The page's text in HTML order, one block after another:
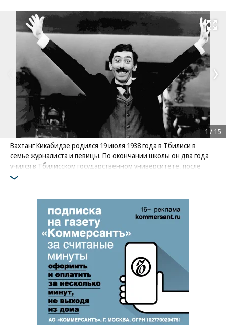
Развернуть
Вахтанг Кикабидзе родился 19 июля 1938 года в Тбилиси в
семье журналиста и певицы. По окончании школы он два года
учился в Тбилисском государственном университете, после
поступил в Тбилисский государственный университет
1 / 15